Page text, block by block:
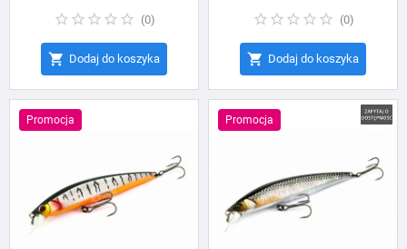
(0)
 Dodaj do koszyka
(0)
 Dodaj do koszyka
Promocja Promocja